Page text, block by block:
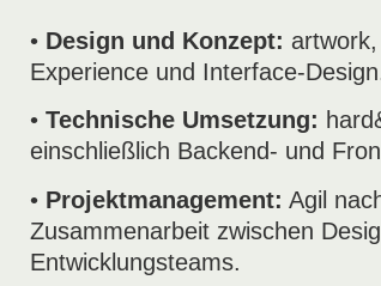
• Design und Konzept:
Experience und Interface-
•Technische Umsetzung:
einschließlich Backend- und
• Projektmanagement: Agil
Zusammenarbeit zwischen
Entwicklungsteams.